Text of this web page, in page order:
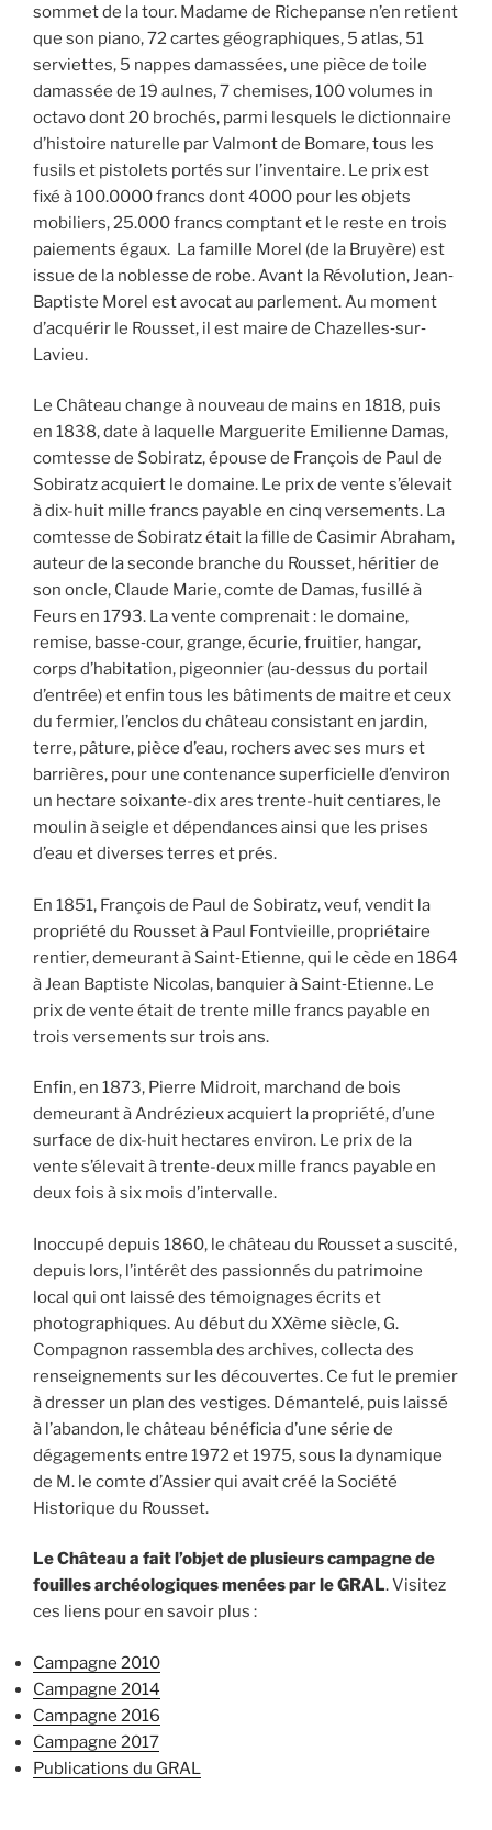
sommet de la tour. Madame de Richepanse n’en retient
que son piano, 72 cartes géographiques, 5 atlas, 51
serviettes, 5 nappes damassées, une pièce de toile
damassée de 19 aulnes, 7 chemises, 100 volumes in
octavo dont 20 brochés, parmi lesquels le dictionnaire
d’histoire naturelle par Valmont de Bomare, tous les
fusils et pistolets portés sur l’inventaire. Le prix est
fixé à 100.0000 francs dont 4000 pour les objets
mobiliers, 25.000 francs comptant et le reste en trois
paiements égaux. La famille Morel (de la Bruyère) est
issue de la noblesse de robe. Avant la Révolution, Jean‐
Baptiste Morel est avocat au parlement. Au moment
d’acquérir le Rousset, il est maire de Chazelles‐sur‐
Lavieu.
Le Château change à nouveau de mains en 1818, puis
en 1838, date à laquelle Marguerite Emilienne Damas,
comtesse de Sobiratz, épouse de François de Paul de
Sobiratz acquiert le domaine. Le prix de vente s’élevait
à dix-huit mille francs payable en cinq versements. La
comtesse de Sobiratz était la fille de Casimir Abraham,
auteur de la seconde branche du Rousset, héritier de
son oncle, Claude Marie, comte de Damas, fusillé à
Feurs en 1793. La vente comprenait : le domaine,
remise, basse‐cour, grange, écurie, fruitier, hangar,
corps d’habitation, pigeonnier (au‐dessus du portail
d’entrée) et enfin tous les bâtiments de maitre et ceux
du fermier, l’enclos du château consistant en jardin,
terre, pâture, pièce d’eau, rochers avec ses murs et
barrières, pour une contenance superficielle d’environ
un hectare soixante-dix ares trente-huit centiares, le
moulin à seigle et dépendances ainsi que les prises
d’eau et diverses terres et prés.
En 1851, François de Paul de Sobiratz, veuf, vendit la
propriété du Rousset à Paul Fontvieille, propriétaire
rentier, demeurant à Saint‐Etienne, qui le cède en 1864
à Jean Baptiste Nicolas, banquier à Saint‐Etienne. Le
prix de vente était de trente mille francs payable en
trois versements sur trois ans.
Enfin, en 1873, Pierre Midroit, marchand de bois
demeurant à Andrézieux acquiert la propriété, d’une
surface de dix-huit hectares environ. Le prix de la
vente s’élevait à trente-deux mille francs payable en
deux fois à six mois d’intervalle.
Inoccupé depuis 1860, le château du Rousset a suscité,
depuis lors, l’intérêt des passionnés du patrimoine
local qui ont laissé des témoignages écrits et
photographiques. Au début du XXème siècle, G.
Compagnon rassembla des archives, collecta des
renseignements sur les découvertes. Ce fut le premier
à dresser un plan des vestiges. Démantelé, puis laissé
à l’abandon, le château bénéficia d’une série de
dégagements entre 1972 et 1975, sous la dynamique
de M. le comte d’Assier qui avait créé la Société
Historique du Rousset.
Le Château a fait l’objet de plusieurs campagne de
fouilles archéologiques menées par le GRAL. Visitez
ces liens pour en savoir plus :
Campagne 2010
Campagne 2014
Campagne 2016
Campagne 2017
Publications du GRAL